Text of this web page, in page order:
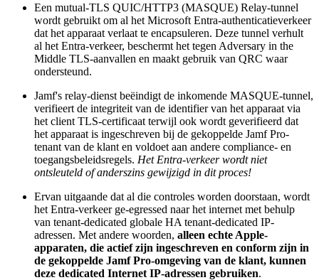
Een mutual-TLS QUIC/HTTP3 (MASQUE) Relay-tunnel
wordt gebruikt om al het Microsoft Entra-authenticatieverkeer
dat het apparaat verlaat te encapsuleren. Deze tunnel verhult
al het Entra-verkeer, beschermt het tegen Adversary in the
Middle TLS-aanvallen en maakt gebruik van QRC waar
ondersteund.
Jamf's relay-dienst beëindigt de inkomende MASQUE-tunnel,
verifieert de integriteit van de identifier van het apparaat via
het client TLS-certificaat terwijl ook wordt geverifieerd dat
het apparaat is ingeschreven bij de gekoppelde Jamf Pro-
tenant van de klant en voldoet aan andere compliance- en
toegangsbeleidsregels. Het Entra-verkeer wordt niet
ontsleuteld of anderszins gewijzigd in dit proces!
Ervan uitgaande dat al die controles worden doorstaan, wordt
het Entra-verkeer ge-egressed naar het internet met behulp
van tenant-dedicated globale HA tenant-dedicated IP-
adressen. Met andere woorden, alleen echte Apple-
apparaten, die actief zijn ingeschreven en conform zijn in
de gekoppelde Jamf Pro-omgeving van de klant, kunnen
deze dedicated Internet IP-adressen gebruiken.